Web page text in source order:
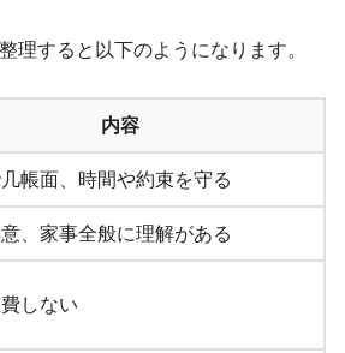
理すると以下のようになります。
内容
帳面、時間や約束を守る
、家事全般に理解がある
しない